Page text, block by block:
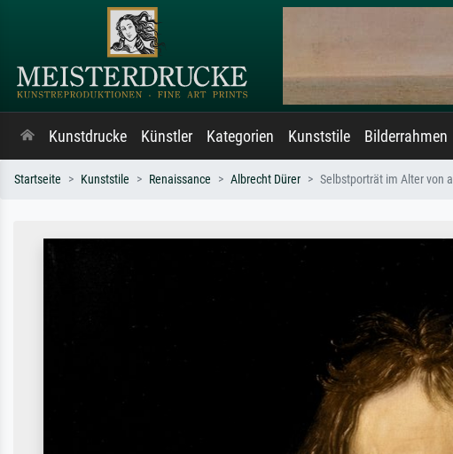
Kunstdrucke Künstler Kategorien Kunststile Bilderrahmen
Startseite Kunststile Renaissance Albrecht Dürer Selbstporträt im Alter von